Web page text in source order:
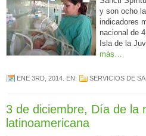
y son ocho
indicadores
nacional de
Isla de la
más…
ENE 3RD, 2014 . EN: SERVICIOS DE
3 de diciembre, Día de la
latinoamericana